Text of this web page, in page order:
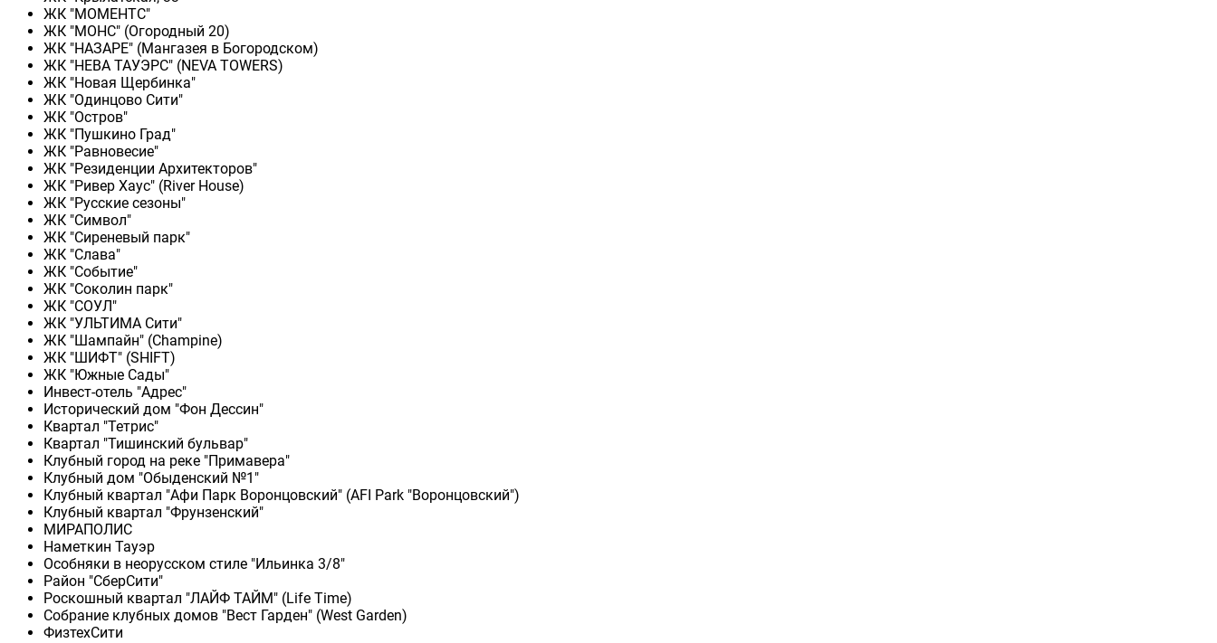
ЖК "МОМЕНТС"
ЖК "МОНС" (Огородный 20)
ЖК "НАЗАРЕ" (Мангазея в Богородском)
ЖК "НЕВА ТАУЭРС" (NEVA TOWERS)
ЖК "Новая Щербинка"
ЖК "Одинцово Сити"
ЖК "Остров"
ЖК "Пушкино Град"
ЖК "Равновесие"
ЖК "Резиденции Архитекторов"
ЖК "Ривер Хаус" (River Нouse)
ЖК "Русские сезоны"
ЖК "Символ"
ЖК "Сиреневый парк"
ЖК "Слава"
ЖК "Событие"
ЖК "Соколин парк"
ЖК "СОУЛ"
ЖК "УЛЬТИМА Сити"
ЖК "Шампайн" (Champine)
ЖК "ШИФТ" (SHIFT)
ЖК "Южные Сады"
Инвест-отель "Адрес"
Исторический дом "Фон Дессин"
Квартал "Тетрис"
Квартал "Тишинский бульвар"
Клубный город на реке "Примавера"
Клубный дом "Обыденский №1"
Клубный квартал "Афи Парк Воронцовский" (AFI Park "Воронцовский")
Клубный квартал "Фрунзенский"
МИРАПОЛИС
Наметкин Тауэр
Особняки в неорусском стиле "Ильинка 3/8"
Район "СберСити"
Роскошный квартал "ЛАЙФ ТАЙМ" (Life Time)
Собрание клубных домов "Вест Гарден" (West Garden)
ФизтехСити